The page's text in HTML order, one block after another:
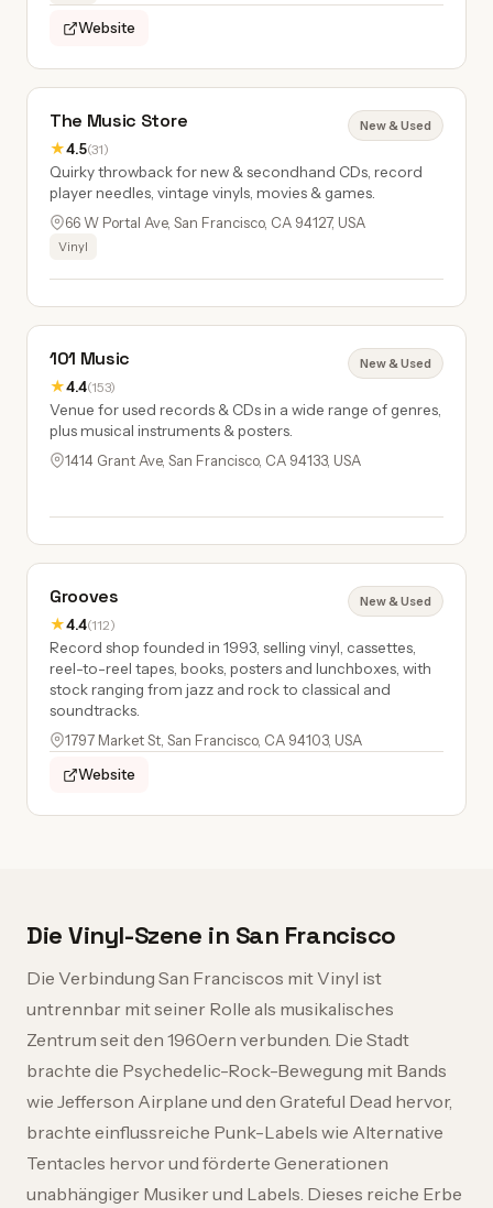
Website
The Music Store
★4.5(31)
New & Used
Quirky throwback for new & secondhand CDs, record
player needles, vintage vinyls, movies & games.
66 W Portal Ave, San Francisco, CA 94127, USA
Vinyl
101 Music
★4.4(153)
New & Used
Venue for used records & CDs in a wide range of genres,
plus musical instruments & posters.
1414 Grant Ave, San Francisco, CA 94133, USA
Grooves
★4.4(112)
New & Used
Record shop founded in 1993, selling vinyl, cassettes,
reel-to-reel tapes, books, posters and lunchboxes, with
stock ranging from jazz and rock to classical and
soundtracks.
1797 Market St, San Francisco, CA 94103, USA
Website
Die Vinyl-Szene in San Francisco
Die Verbindung San Franciscos mit Vinyl ist
untrennbar mit seiner Rolle als musikalisches
Zentrum seit den 1960ern verbunden. Die Stadt
brachte die Psychedelic-Rock-Bewegung mit Bands
wie Jefferson Airplane und den Grateful Dead hervor,
brachte einflussreiche Punk-Labels wie Alternative
Tentacles hervor und förderte Generationen
unabhängiger Musiker und Labels. Dieses reiche Erbe